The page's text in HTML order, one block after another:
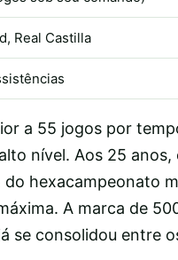
Real Castilla
a 55 jogos por
nível. Aos 25
hexacampeonato
A marca de
se consolidou entre